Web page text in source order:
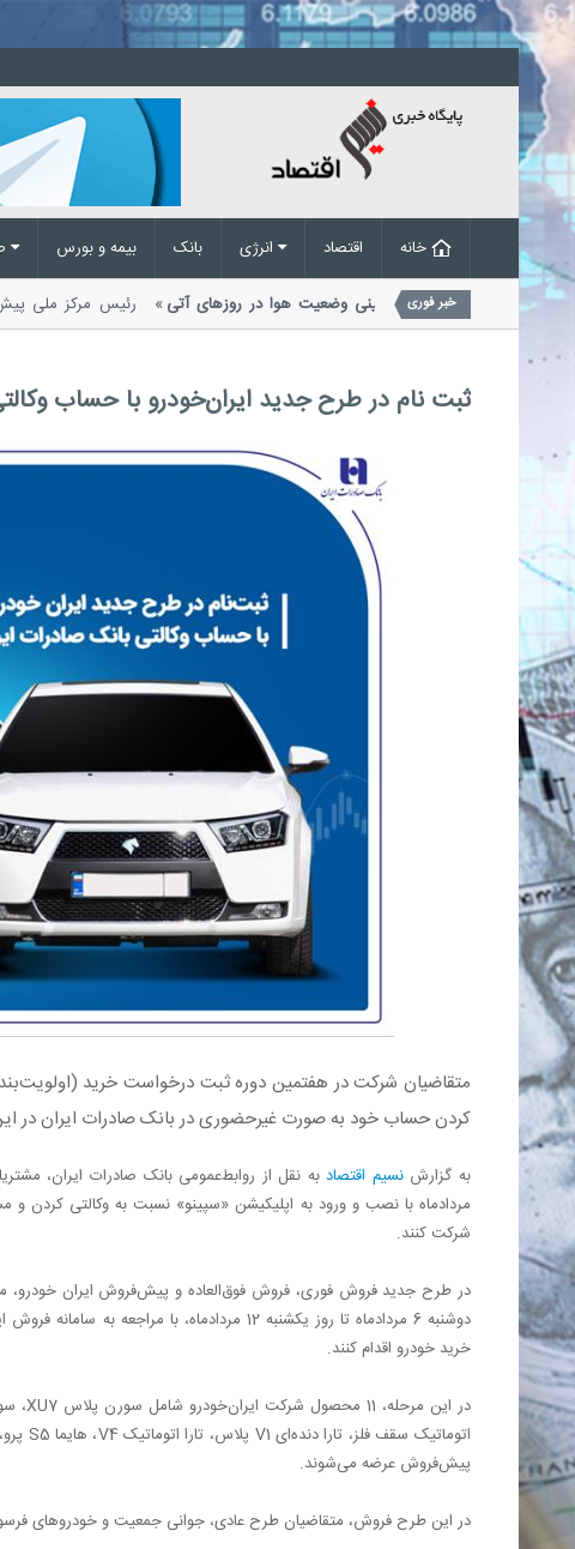
بیمه و بورس بانک اقتصاد
خبر فوری
و رعدوبرق در راه است؛ پیش‌بینی وضعیت هوا در روزهای آتی
رئیس مرکز ملی
بحران مخاطرات وضع هوا از احتمال...
ثبت‌ نام در طرح جدید ایران‌خودرو با حساب
​متقاضیان شرکت در هفتمین دوره ثبت درخواست خرید
کردن حساب خود به صورت غیرحضوری در بانک صادرات ایران در
به گزارش نسیم اقتصاد
شرکت کنند.
در طرح جدید فروش فوری، فروش فوق‌العاده و پیش‌فروش ایران خودرو،
خرید خودرو اقدام کنند.
پیش‌فروش عرضه می‌شوند.
در این طرح فروش، متقاضیان طرح عادی، جوانی جمعیت و خودروهای